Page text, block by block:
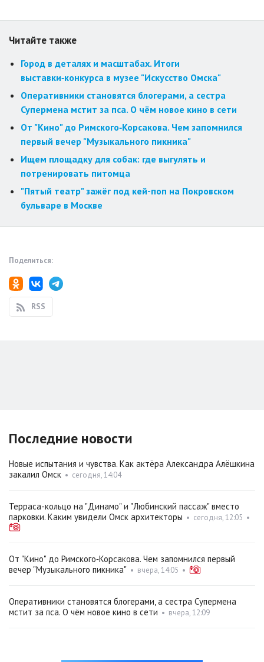
Читайте также
Город в деталях и масштабах. Итоги
выставки‑конкурса в музее "Искусство Омска"
Оперативники становятся блогерами, а сестра
Супермена мстит за пса. О чём новое кино в сети
От "Кино" до Римского‑Корсакова. Чем запомнился
первый вечер "Музыкального пикника"
Ищем площадку для собак: где выгулять и
потренировать питомца
"Пятый театр" зажёг под кей-поп на Покровском
бульваре в Москве
Поделиться:
RSS
Последние новости
Новые испытания и чувства. Как актёра Александра Алёшкина
закалил Омск • сегодня, 14:04
Терраса-кольцо на "Динамо" и "Любинский пассаж" вместо
парковки. Каким увидели Омск архитекторы • сегодня, 12:05 •
От "Кино" до Римского‑Корсакова. Чем запомнился первый
вечер "Музыкального пикника" • вчера, 14:05 •
Оперативники становятся блогерами, а сестра Супермена
мстит за пса. О чём новое кино в сети • вчера, 12:09